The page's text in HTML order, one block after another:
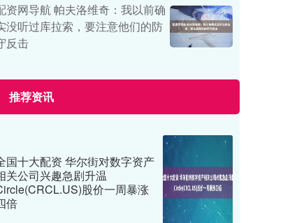
资网导航 帕夫洛维奇：我以前确
没听过库拉索，要注意他们的防
反击
推荐资讯
国十大配资 华尔街对数字资产
关公司兴趣急剧升温
股价一周暴涨
倍